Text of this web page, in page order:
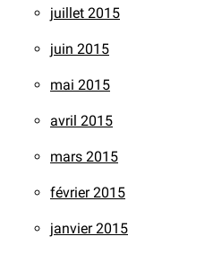
juillet 2015
juin 2015
mai 2015
avril 2015
mars 2015
février 2015
janvier 2015